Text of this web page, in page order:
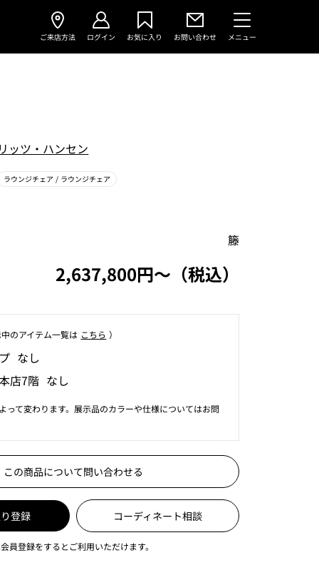
ご来店方法 ログイン お気に入り お問い合わせ メニュー
ッツ・ハンセン
ラウンジチェア/ ラウンジチェア
籐
2,637,800円〜（税込）
のアイテム⼀覧は こちら ）
なし
店7階 なし
って変わります。展示品のカラーや仕様についてはお問
この商品について問い合わせる
登録 コーディネート相談
員登録をするとご利用いただけます。